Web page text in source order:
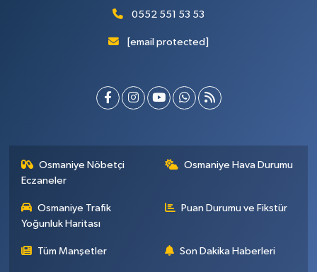
0552 551 53 53
[email protected]
Osmaniye Nöbetçi
Eczaneler
Osmaniye Hava Durumu
Osmaniye Trafik
Yoğunluk Haritası
Puan Durumu ve Fikstür
Tüm Manşetler Son Dakika Haberleri